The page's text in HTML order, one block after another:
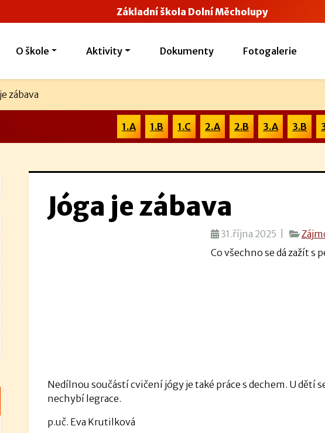
Základní škola Dolní Měcholupy
O škole Aktivity Dokumenty Fotogalerie
zábava
1.A 1.B 1.C 2.A 2.B 3.A 3.B
Jóga je zábava
31.října 2025 |
Co všechno se dá zažít s
Nedílnou součástí cvičení jógy je také práce s dechem. U dětí
nechybí legrace.
p.uč. Eva Krutilková